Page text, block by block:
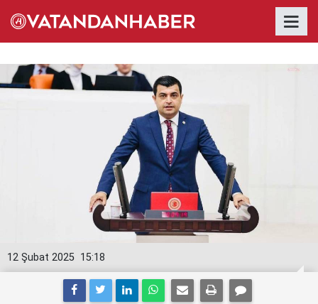
15:18
12 Şubat 2025